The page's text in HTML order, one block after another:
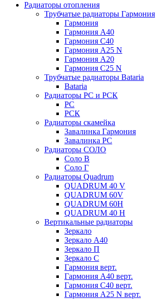
Радиаторы отопления
Трубчатые радиаторы Гармония
Гармония
Гармония А40
Гармония С40
Гармония А25 N
Гармония А20
Гармония С25 N
Трубчатые радиаторы Bataria
Bataria
Радиаторы РС и РСК
РС
РСК
Радиаторы скамейка
Завалинка Гармония
Завалинка РС
Радиаторы СОЛО
Соло В
Соло Г
Радиаторы Quadrum
QUADRUM 40 V
QUADRUM 60V
QUADRUM 60H
QUADRUM 40 H
Вертикальные радиаторы
Зеркало
Зеркало А40
Зеркало П
Зеркало С
Гармония верт.
Гармония А40 верт.
Гармония С40 верт.
Гармония А25 N верт.